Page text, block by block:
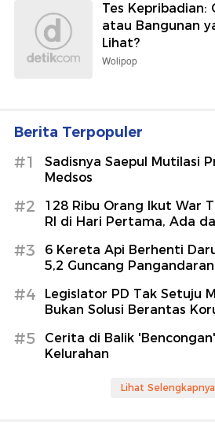
Tes Kepribadian:
atau Bangunan
Lihat?
Wolipop
Berita Terpopuler
#1
Sadisnya Saepul Mutilasi
Medsos
#2
128 Ribu Orang Ikut War
RI di Hari Pertama, Ada
#3
6 Kereta Api Berhenti
5,2 Guncang Pangandaran
#4
Legislator PD Tak Setuju
Bukan Solusi Berantas
#5
Cerita di Balik
Kelurahan
Lihat Selengkapnya